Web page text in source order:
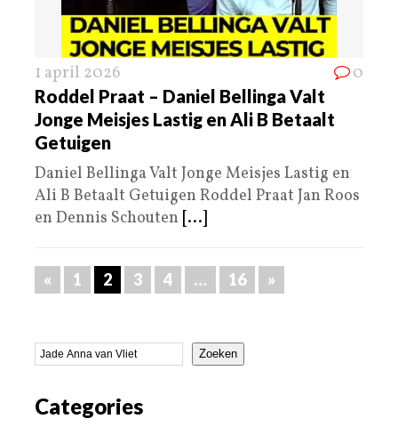
1 april 2026 0
Roddel Praat – Daniel Bellinga Valt
Jonge Meisjes Lastig en Ali B Betaalt
Getuigen
Daniel Bellinga Valt Jonge Meisjes Lastig en
Ali B Betaalt Getuigen Roddel Praat Jan Roos
en Dennis Schouten [...]
« 1 2 3 4 … 16 »
Zoeken
Categories